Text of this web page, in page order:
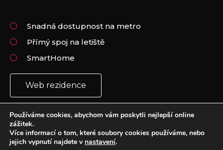
Snadná dostupnost na metro
Přímý spoj na letiště
SmartHome
Web rezidence
Používáme cookies, abychom vám poskytli nejlepší online
zážitek.
Více informací o tom, které soubory cookies používáme, nebo
jejich vypnutí najdete v nastavení.